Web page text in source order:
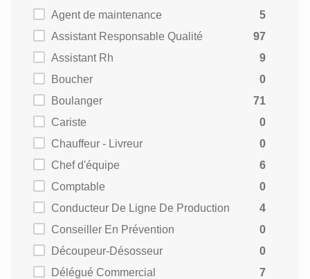
Agent de maintenance
5
Assistant Responsable Qualité
97
Assistant Rh
9
Boucher
0
Boulanger
71
Cariste
0
Chauffeur - Livreur
0
Chef d'équipe
6
Comptable
0
Conducteur De Ligne De Production
4
Conseiller En Prévention
0
Découpeur-Désosseur
0
Délégué Commercial
7